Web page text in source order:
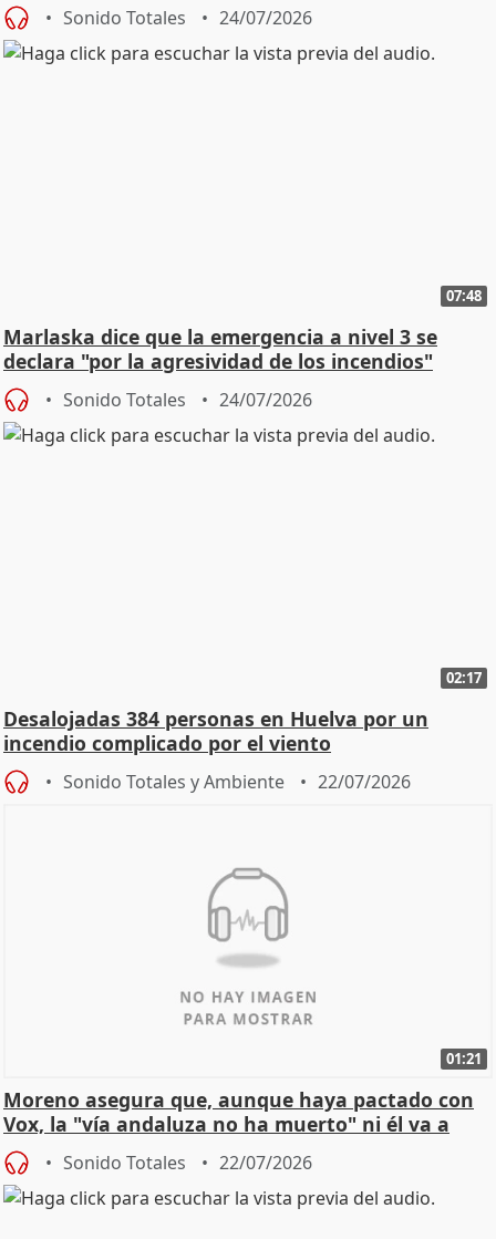
Sonido Totales 24/07/2026
07:48
Marlaska dice que la emergencia a nivel 3 se
declara "por la agresividad de los incendios"
Sonido Totales 24/07/2026
02:17
Desalojadas 384 personas en Huelva por un
incendio complicado por el viento
Sonido Totales y Ambiente 22/07/2026
01:21
Moreno asegura que, aunque haya pactado con
Vox, la "vía andaluza no ha muerto" ni él va a
"cambiar"
Sonido Totales 22/07/2026